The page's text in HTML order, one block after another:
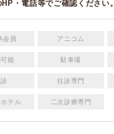
・電話等でご確認ください。
会員 アニコム
能 駐車場
往診専門
テル 二次診療専門